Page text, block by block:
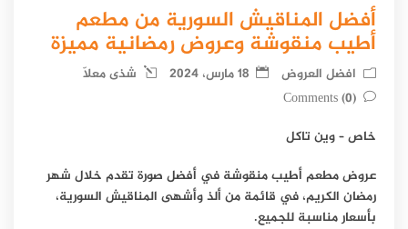
أفضل المناقيش السورية من مطعم
أطيب منقوشة وعروض رمضانية مميزة
افضل العروض 18 مارس، 2024
شذى معلّا
(0) Comments
خاص – وين تاكل
عروض مطعم أطيب منقوشة في أفضل صورة تقدم خلال شهر
رمضان الكريم، في قائمة من ألذ وأشهى المناقيش السورية،
بأسعار مناسبة للجميع.